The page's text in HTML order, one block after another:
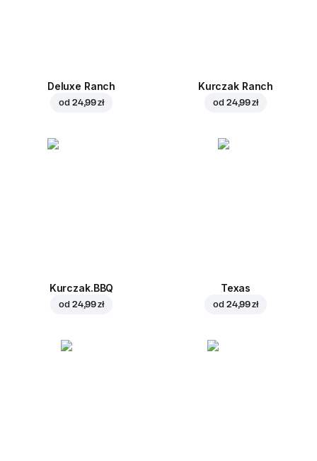
Deluxe Ranch
od 24,99 zł
Kurczak Ranch
od 24,99 zł
Kurczak.BBQ
od 24,99 zł
Texas
od 24,99 zł